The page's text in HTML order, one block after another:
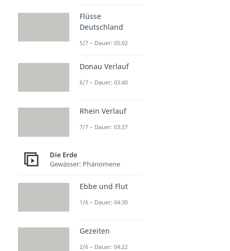
Flüsse
Deutschland
5/7 – Dauer: 05:02
Donau Verlauf
6/7 – Dauer: 03:40
Rhein Verlauf
7/7 – Dauer: 03:37
Die Erde
Gewässer: Phänomene
Ebbe und Flut
1/6 – Dauer: 04:30
Gezeiten
2/6 – Dauer: 04:22